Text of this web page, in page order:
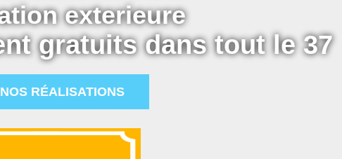
exterieure
gratuits dans tout le 37
RÉALISATIONS